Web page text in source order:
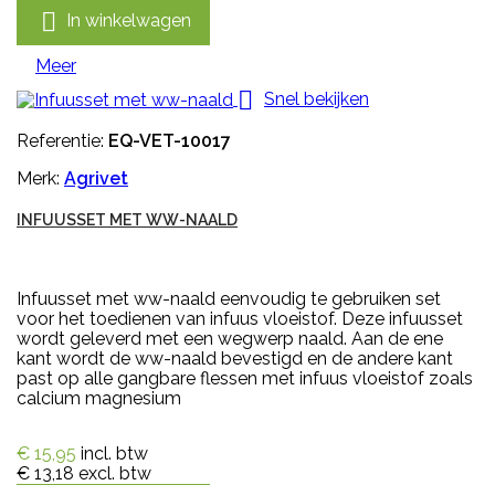
 In winkelwagen
Meer
 Snel bekijken
Referentie: EQ-VET-10017
Merk: Agrivet
INFUUSSET MET WW-NAALD
Infuusset met ww-naald eenvoudig te gebruiken set
voor het toedienen van infuus vloeistof. Deze infuusset
wordt geleverd met een wegwerp naald. Aan de ene
kant wordt de ww-naald bevestigd en de andere kant
past op alle gangbare flessen met infuus vloeistof zoals
calcium magnesium
€ 15,95 incl. btw
€ 13,18 excl. btw